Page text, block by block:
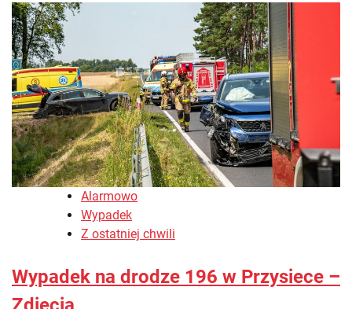
Alarmowo
Wypadek
Z ostatniej chwili
Wypadek na drodze 196 w Przysiece –